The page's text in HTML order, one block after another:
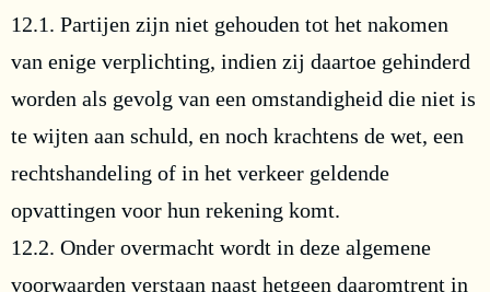
12.1. Partijen zijn niet gehouden tot het nakomen
van enige verplichting, indien zij daartoe gehinderd
worden als gevolg van een omstandigheid die niet is
te wijten aan schuld, en noch krachtens de wet, een
rechtshandeling of in het verkeer geldende
opvattingen voor hun rekening komt.
12.2. Onder overmacht wordt in deze algemene
voorwaarden verstaan naast hetgeen daaromtrent in